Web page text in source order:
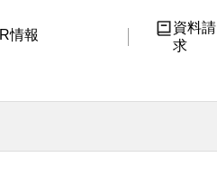
IR情報
資料請
求